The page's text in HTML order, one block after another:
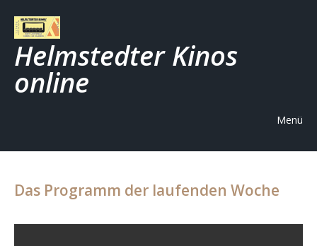
Helmstedter Kinos
online
Menü
Das Programm der laufenden Woche